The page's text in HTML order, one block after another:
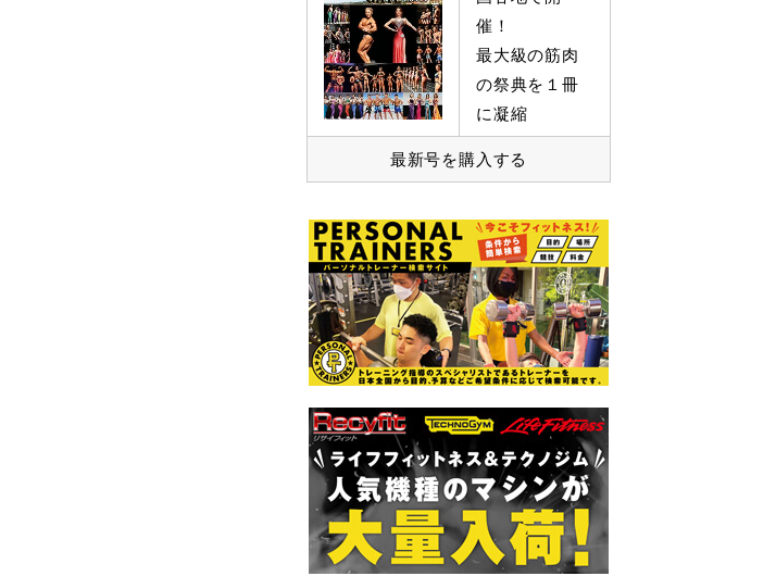
催！
最大級の筋肉
の祭典を１冊
に凝縮
最新号を購入する